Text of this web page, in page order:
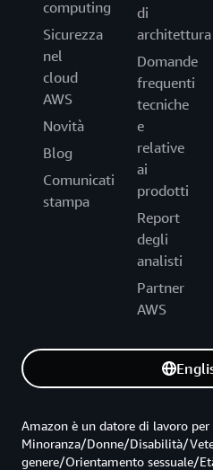
computing
Sicurezza
nel
cloud
AWS
Novità
Blog
Comunicati
stampa
di
architettura
Domande
frequenti
tecniche
e
relative
ai
prodotti
Report
degli
analisti
Partner
AWS
Amazon è un datore di lavoro
Minoranza/Donne/Disabilità/
genere/Orientamento sessuale/